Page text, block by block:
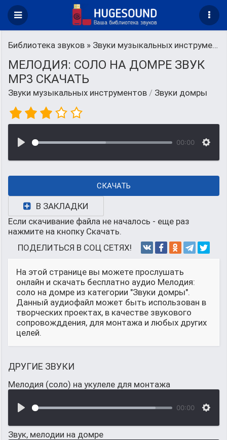
Библиотека звуков » Звуки музыкальных инструментов
МЕЛОДИЯ: СОЛО НА ДОМРЕ ЗВУК
MP3 СКАЧАТЬ
Звуки музыкальных инструментов / Звуки домры
00:00
СКАЧАТЬ
В ЗАКЛАДКИ
Если скачивание файла не началось - еще раз
нажмите на кнопку Скачать.
ПОДЕЛИТЬСЯ В СОЦ СЕТЯХ!
На этой странице вы можете прослушать
онлайн и скачать бесплатно аудио Мелодия:
соло на домре из категории "Звуки домры".
Данный аудиофайл может быть использован в
творческих проектах, в качестве звукового
сопровожддения, для монтажа и любых других
целей.
ДРУГИЕ ЗВУКИ
Мелодия (соло) на укулеле для монтажа
00:00
Звук, мелодии на домре